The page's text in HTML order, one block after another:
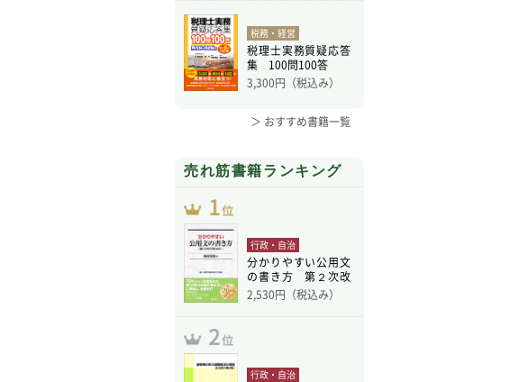
税務・経営
税理士実務質疑応答
集 100問100答
3,300円（税込み）
＞ おすすめ書籍一覧
売れ筋書籍ランキング
行政・自治
分かりやすい公用文
の書き方 第２次改
訂版
2,530円（税込み）
行政・自治